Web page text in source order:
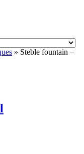
» Steble fountain –